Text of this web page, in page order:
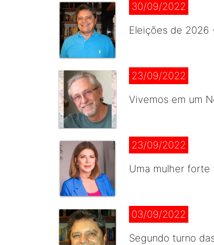
30/09/2022
Eleições de 2026
23/09/2022
Vivemos em um
23/09/2022
Uma mulher
03/09/2022
Segundo turno